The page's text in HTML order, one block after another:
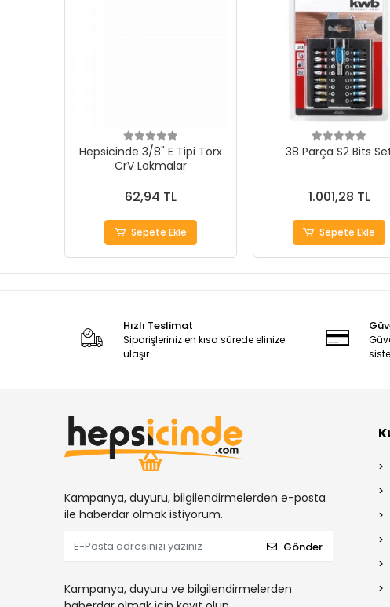
Hepsicinde 3/8" E Tipi Torx
CrV Lokmalar
62,94 TL
Sepete Ekle
38 Parça S2 Bits
1.001,28 TL
Sepete Ekle
Hızlı Teslimat
Siparişleriniz en kısa sürede elinize
ulaşır.
Kampanya, duyuru, bilgilendirmelerden e-posta
ile haberdar olmak istiyorum.
Gönder
Kampanya, duyuru ve bilgilendirmelerden